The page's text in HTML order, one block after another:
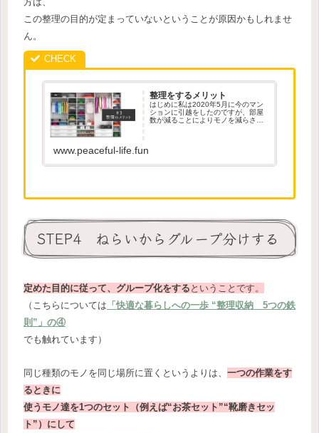
この整理の目的が定まっていないということが原因かもしれませ
ん。
整理をするメリット
はじめに私は2020年5月に今のマン
ションに引越をしたのですが、部屋
数が減ることによりモノを減らさな
www.peaceful-life.fun
STEP4 ねらいからグループ分けする
定めた目的に従って、グループ化をする ということです。
（こちらについては 「快適な暮らしへの一歩 “整理収納 5つの鉄
則”」の④
でも触れています）
同じ種類のモノを同じ場所に置くというよりは、 一つの作業をす
るときに
使うモノ達を1つのセット（例えば“お茶セット”“靴磨きセッ
ト”）にして